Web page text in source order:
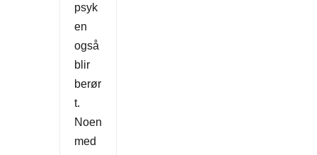
psyk
en
også
blir
berør
t.
Noen
med